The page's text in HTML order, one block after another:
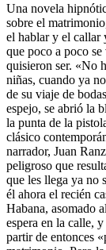
Una novela
sobre el
el hablar y el callar
que poco a poco
quisieron ser. «No
niñas, cuando ya
de su viaje de
espejo, se abrió la
la punta de la
clásico
narrador, Juan
peligroso que
que les llega ya no
él ahora el recién
Habana, asomado
espera en la calle,
partir de entonces